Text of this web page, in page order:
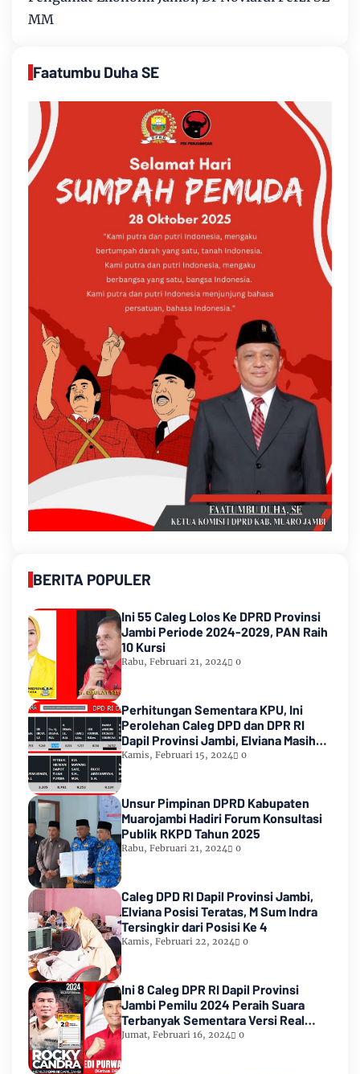
MM
Faatumbu Duha SE
BERITA POPULER
Ini 55 Caleg Lolos Ke DPRD Provinsi
Jambi Periode 2024-2029, PAN Raih
10 Kursi
Rabu, Februari 21, 2024 0
Perhitungan Sementara KPU, Ini
Perolehan Caleg DPD dan DPR RI
Dapil Provinsi Jambi, Elviana Masih
Urutan Kedua Teratas
Kamis, Februari 15, 2024 0
Unsur Pimpinan DPRD Kabupaten
Muarojambi Hadiri Forum Konsultasi
Publik RKPD Tahun 2025
Rabu, Februari 21, 2024 0
Caleg DPD RI Dapil Provinsi Jambi,
Elviana Posisi Teratas, M Sum Indra
Tersingkir dari Posisi Ke 4
Kamis, Februari 22, 2024 0
Ini 8 Caleg DPR RI Dapil Provinsi
Jambi Pemilu 2024 Peraih Suara
Terbanyak Sementara Versi Real
Count KPU RI
Jumat, Februari 16, 2024 0